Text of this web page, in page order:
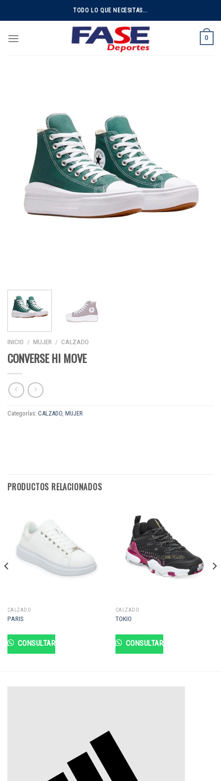
TODO LO QUE NECESITAS...
0
INICIO / MUJER / CALZADO
CONVERSE HI MOVE
Categorías: CALZADO, MUJER
PRODUCTOS RELACIONADOS
CALZADO
PARIS
CONSULTAR
CALZADO
TOKIO
CONSULTAR